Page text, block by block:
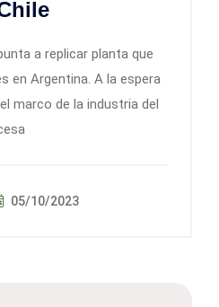
a replicar planta que
en Argentina. A la espera
marco de la industria del
05/10/2023